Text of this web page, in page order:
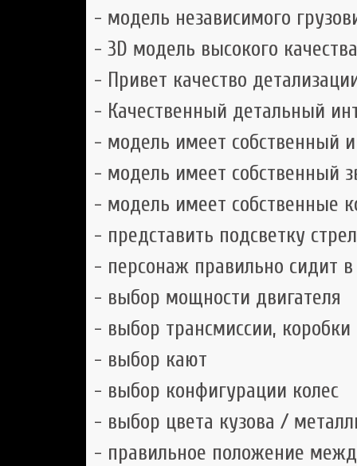
- модель независимого
- 3D модель высокого качества
- Привет качество
- Качественный детальный
- модель имеет собственный
- модель имеет собственный
- модель имеет собственные
- представить подсветку
- персонаж правильно сидит в
- выбор мощности двигателя
- выбор трансмиссии, коробки
- выбор кают
- выбор конфигурации колес
- выбор цвета кузова /
- правильное положение